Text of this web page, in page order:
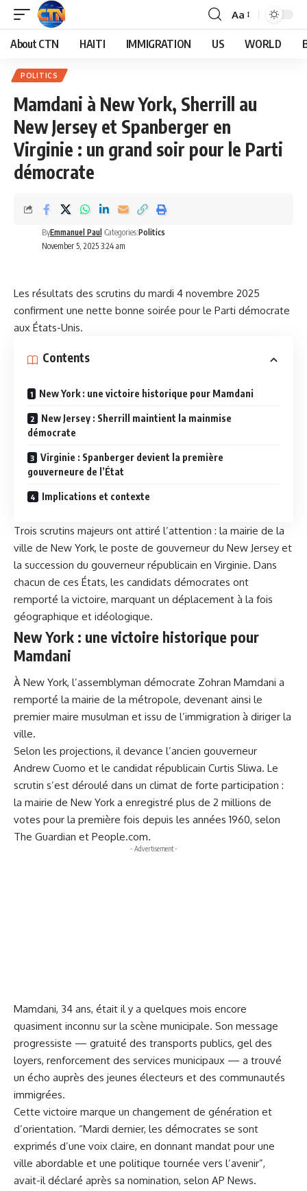
Aa
About CTN HAITI IMMIGRATION US WORLD
POLITICS
Mamdani à New York, Sherrill au
New Jersey et Spanberger en
Virginie : un grand soir pour le Parti
démocrate
November 5, 2025 3:24 am
ByEmmanuel Paul Categories:Politics
Les résultats des scrutins du mardi 4 novembre 2025
confirment une nette bonne soirée pour le Parti démocrate
aux États-Unis.
Contents
New York : une victoire historique pour Mamdani
New Jersey : Sherrill maintient la mainmise
démocrate
Virginie : Spanberger devient la première
gouverneure de l’État
Implications et contexte
Trois scrutins majeurs ont attiré l’attention : la mairie de la
ville de New York, le poste de gouverneur du New Jersey et
la succession du gouverneur républicain en Virginie. Dans
chacun de ces États, les candidats démocrates ont
remporté la victoire, marquant un déplacement à la fois
géographique et idéologique.
New York : une victoire historique pour
Mamdani
À New York, l’assemblyman démocrate Zohran Mamdani a
remporté la mairie de la métropole, devenant ainsi le
premier maire musulman et issu de l’immigration à diriger la
ville.
Selon les projections, il devance l’ancien gouverneur
Andrew Cuomo et le candidat républicain Curtis Sliwa. Le
scrutin s’est déroulé dans un climat de forte participation :
la mairie de New York a enregistré plus de 2 millions de
votes pour la première fois depuis les années 1960, selon
The Guardian et People.com.
- Advertisement -
Mamdani, 34 ans, était il y a quelques mois encore
quasiment inconnu sur la scène municipale. Son message
progressiste — gratuité des transports publics, gel des
loyers, renforcement des services municipaux — a trouvé
un écho auprès des jeunes électeurs et des communautés
immigrées.
Cette victoire marque un changement de génération et
d’orientation. “Mardi dernier, les démocrates se sont
exprimés d’une voix claire, en donnant mandat pour une
ville abordable et une politique tournée vers l’avenir”,
avait-il déclaré après sa nomination, selon AP News.